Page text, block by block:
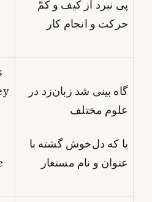
پی نبرد از کیف و کمّ
حرکت و انجام کار
گاه بینی شد زبان‌زد در
علوم مختلف
یا که دل‌خوش گشته با
عنوان و نام مستعار